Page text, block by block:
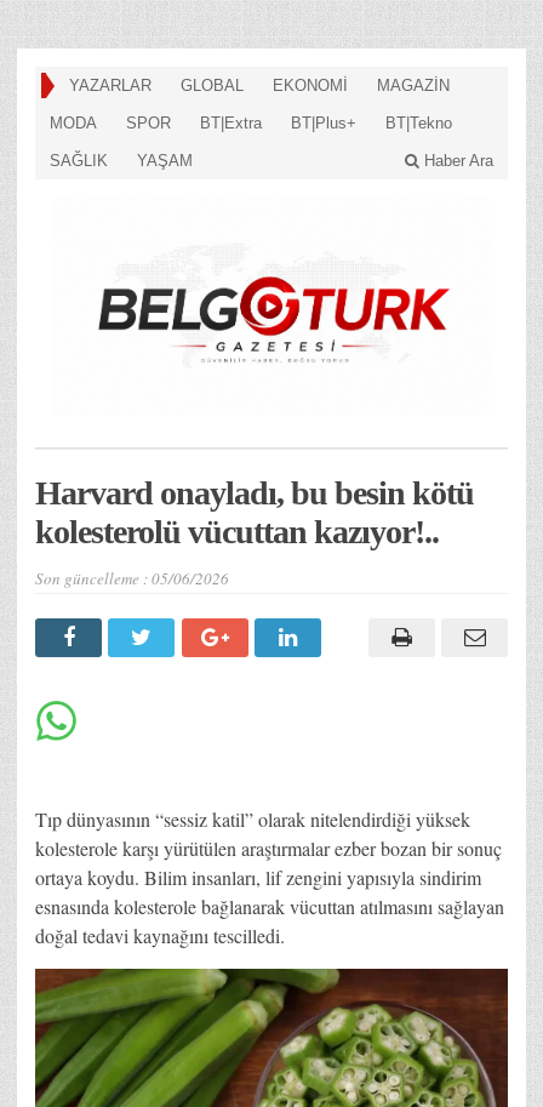
YAZARLAR GLOBAL EKONOMİ MAGAZİN
MODA SPOR BT|Extra BT|Plus+ BT|Tekno
SAĞLIK YAŞAM Haber Ara
Harvard onayladı, bu besin kötü
kolesterolü vücuttan kazıyor!..
Son güncelleme :05/06/2026
Tıp dünyasının “sessiz katil” olarak nitelendirdiği yüksek
kolesterole karşı yürütülen araştırmalar ezber bozan bir sonuç
ortaya koydu. Bilim insanları, lif zengini yapısıyla sindirim
esnasında kolesterole bağlanarak vücuttan atılmasını sağlayan
doğal tedavi kaynağını tescilledi.